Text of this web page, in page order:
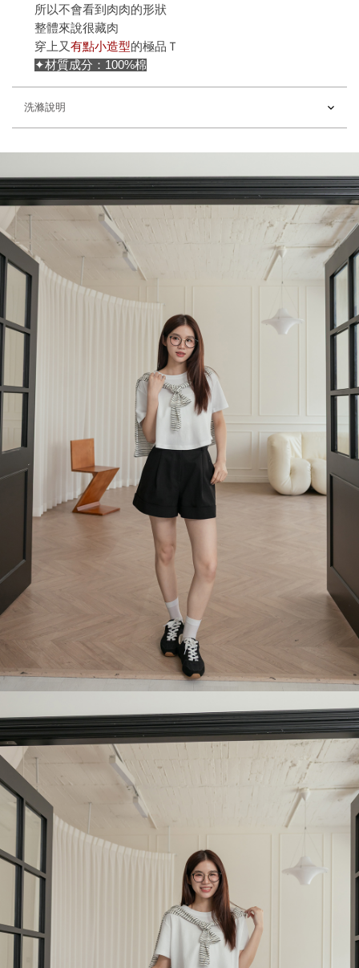
所以不會看到肉肉的形狀
整體來說很藏肉
穿上又有點小造型的極品Ｔ
✦材質成分：100%棉
洗滌說明